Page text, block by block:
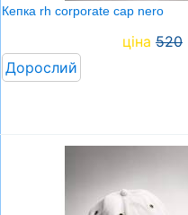
Кепка rh corporate cap nero
ціна 520
Дорослий